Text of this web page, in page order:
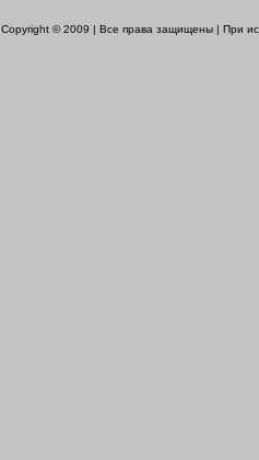
Copyright © 2009 | Все права защищены | При